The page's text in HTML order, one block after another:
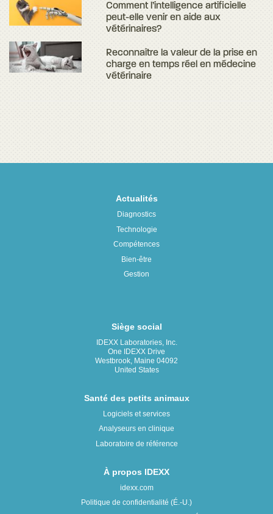
Comment l’intelligence artificielle
peut-elle venir en aide aux
vétérinaires?
Reconnaître la valeur de la prise en
charge en temps réel en médecine
vétérinaire
Actualités
Diagnostics
Technologie
Compétences
Bien-être
Gestion
Siège social
IDEXX Laboratories, Inc.
One IDEXX Drive
Westbrook, Maine 04092
United States
Santé des petits animaux
Logiciels et services
Analyseurs en clinique
Laboratoire de référence
À propos IDEXX
idexx.com
Politique de confidentialité (É.-U.)